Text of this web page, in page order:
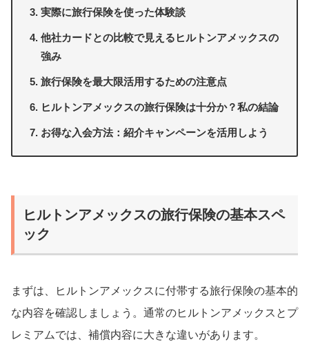
実際に旅行保険を使った体験談
他社カードとの比較で見えるヒルトンアメックスの
強み
旅行保険を最大限活用するための注意点
ヒルトンアメックスの旅行保険は十分か？私の結論
お得な入会方法：紹介キャンペーンを活用しよう
ヒルトンアメックスの旅行保険の基本スペ
ック
まずは、ヒルトンアメックスに付帯する旅行保険の基本的
な内容を確認しましょう。通常のヒルトンアメックスとプ
レミアムでは、補償内容に大きな違いがあります。